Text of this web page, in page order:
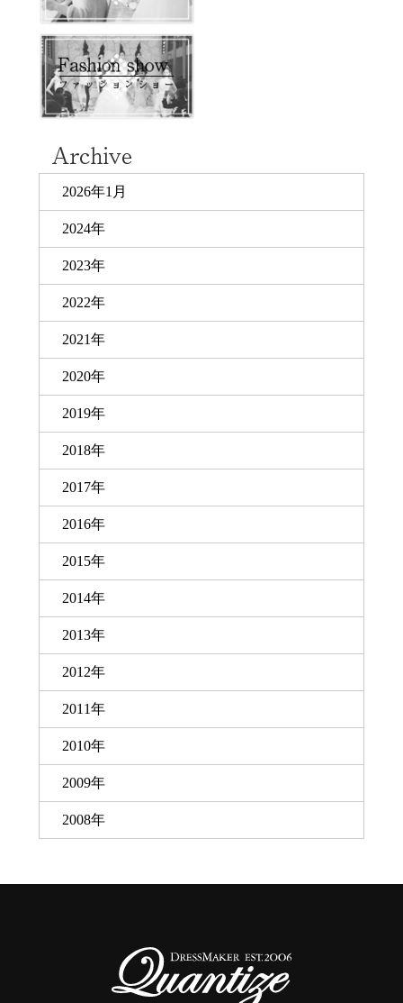
2026年1月
2024年
2023年
2022年
2021年
2020年
2019年
2018年
2017年
2016年
2015年
2014年
2013年
2012年
2011年
2010年
2009年
2008年